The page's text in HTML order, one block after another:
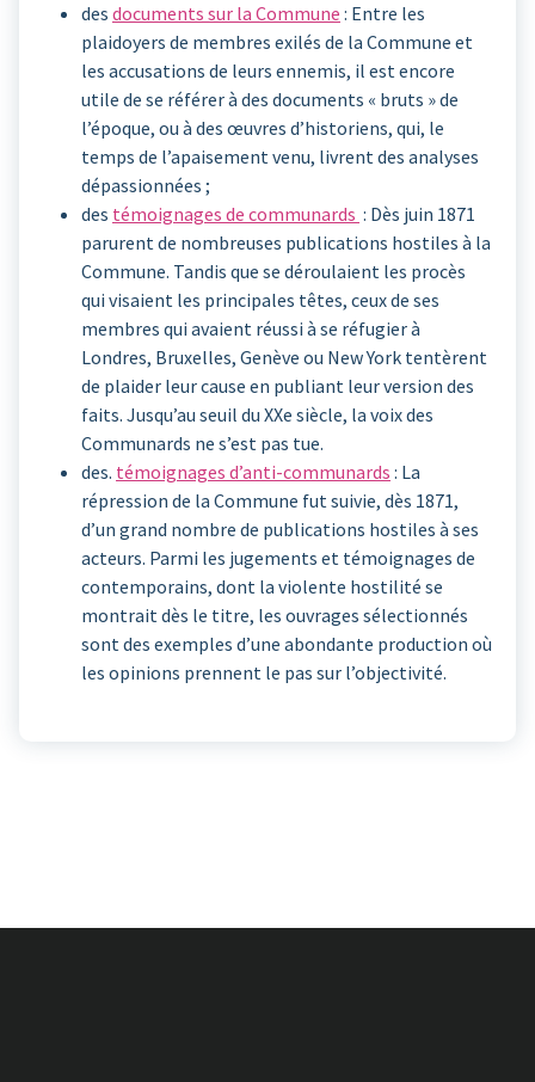
des documents sur la Commune : Entre les
plaidoyers de membres exilés de la Commune et
les accusations de leurs ennemis, il est encore
utile de se référer à des documents « bruts » de
l’époque, ou à des œuvres d’historiens, qui, le
temps de l’apaisement venu, livrent des analyses
dépassionnées ;
des témoignages de communards : Dès juin 1871
parurent de nombreuses publications hostiles à la
Commune. Tandis que se déroulaient les procès
qui visaient les principales têtes, ceux de ses
membres qui avaient réussi à se réfugier à
Londres, Bruxelles, Genève ou New York tentèrent
de plaider leur cause en publiant leur version des
faits. Jusqu’au seuil du XXe siècle, la voix des
Communards ne s’est pas tue.
des. témoignages d’anti-communards : La
répression de la Commune fut suivie, dès 1871,
d’un grand nombre de publications hostiles à ses
acteurs. Parmi les jugements et témoignages de
contemporains, dont la violente hostilité se
montrait dès le titre, les ouvrages sélectionnés
sont des exemples d’une abondante production où
les opinions prennent le pas sur l’objectivité.